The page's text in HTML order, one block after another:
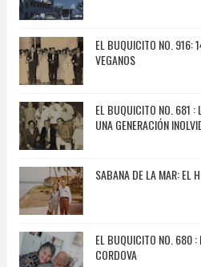
EL BUQUICITO NO. 916:
VEGANOS
EL BUQUICITO NO. 681 :
UNA GENERACIÓN
SABANA DE LA MAR: EL
EL BUQUICITO NO. 680 :
CORDOVA